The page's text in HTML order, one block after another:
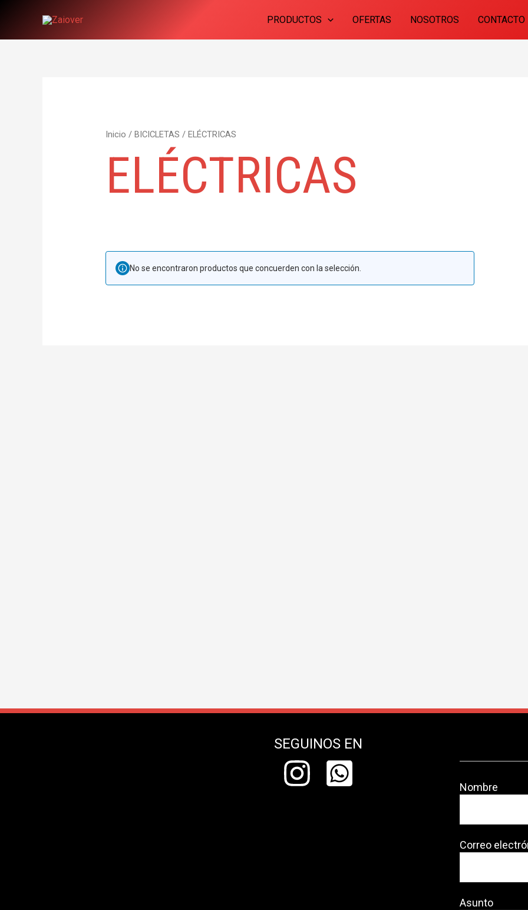
PRODUCTOS OFERTAS NOSOTROS CONTACTO
Inicio / BICICLETAS / ELÉCTRICAS
ELÉCTRICAS
No se encontraron productos que concuerden con la selección.
SEGUINOS EN
Nombre
Correo
Asunto